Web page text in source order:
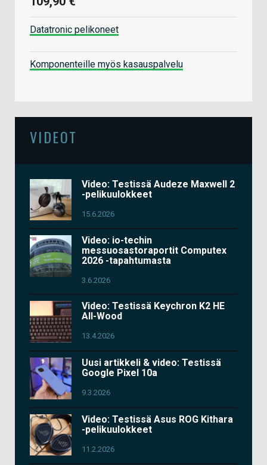
Datatronic pelikoneet
Komponenteille myös kasauspalvelu
VIDEOT
Video: Testissä Audeze Maxwell 2
-pelikuulokkeet
15.6.2026
Video: io-techin
messuosastoraportit Computex
2026 -tapahtumasta
3.6.2026
Video: Testissä Keychron K2 HE
All-Wood
13.4.2026
Uusi artikkeli & video: Testissä
Google Pixel 10a
9.3.2026
Video: Testissä Asus ROG Kithara
-pelikuulokkeet
11.2.2026